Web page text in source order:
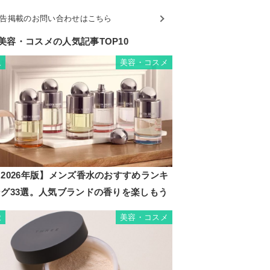
掲載のお問い合わせはこちら
容・コスメの人気記事TOP10
美容・コスメ
年版】メンズ香水のおすすめランキ
33選。人気ブランドの香りを楽しもう
美容・コスメ